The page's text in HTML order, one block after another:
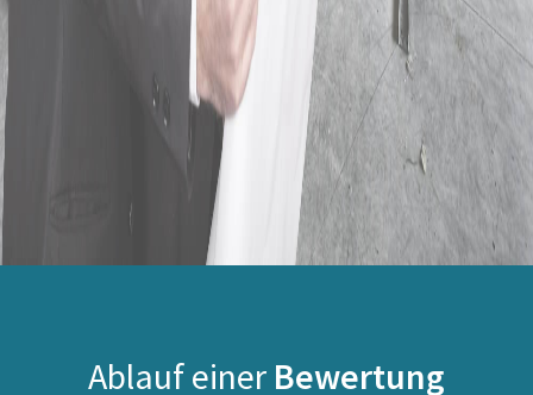
Ablauf einer Bewertung